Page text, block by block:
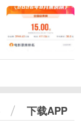
下载APP